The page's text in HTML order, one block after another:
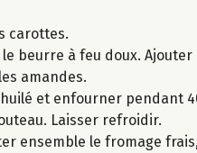
carottes.
beurre à feu doux.
amandes.
et enfourner pendant
Laisser refroidir.
ensemble le fromage